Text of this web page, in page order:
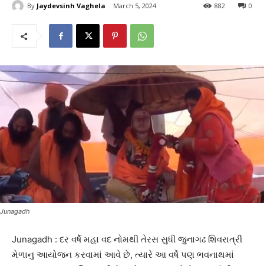
By Jaydevsinh Vaghela March 5, 2024 0
882
Junagadh
Junagadh : દર વર્ષે મહા વદ નોમથી તેરસ સુધી જુનાગઢ શિવરાત્રી
મેળાનુ આયોજન કરવામાં આવે છે, ત્યારે આ વર્ષે પણ ભવનાથમાં